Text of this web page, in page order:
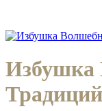
Избушка
Традиций